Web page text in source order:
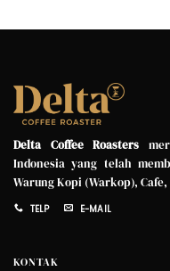
Delta Coffee Roasters
Indonesia yang telah
Warung Kopi (Warkop),
TELP E-MAIL
KONTAK